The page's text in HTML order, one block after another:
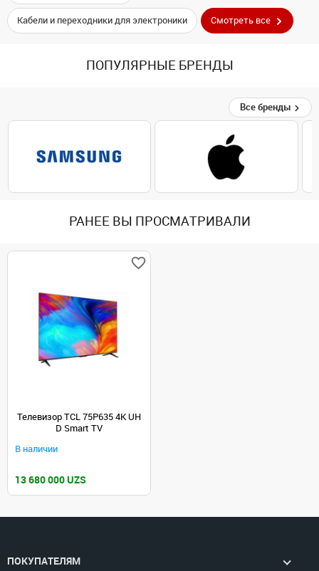
Кабели и переходники для электроники Смотреть все
ПОПУЛЯРНЫЕ БРЕНДЫ
Все бренды
РАНЕЕ ВЫ ПРОСМАТРИВАЛИ
Телевизор TCL 75P635 4K UH
D Smart TV
В наличии
13 680 000 UZS
ПОКУПАТЕЛЯМ